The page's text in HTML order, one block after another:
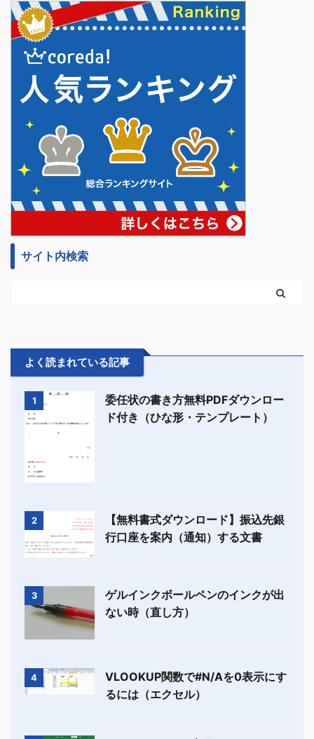
サイト内検索
よく読まれている記事
1
委任状の書き方無料PDFダウンロー
ド付き（ひな形・テンプレート）
2
【無料書式ダウンロード】振込先銀
行口座を案内（通知）する文書
3
ゲルインクボールペンのインクが出
ない時（直し方）
4
VLOOKUP関数で#N/Aを0表示にす
るには（エクセル）